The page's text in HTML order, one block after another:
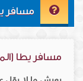
مسافر
مسافر يطا